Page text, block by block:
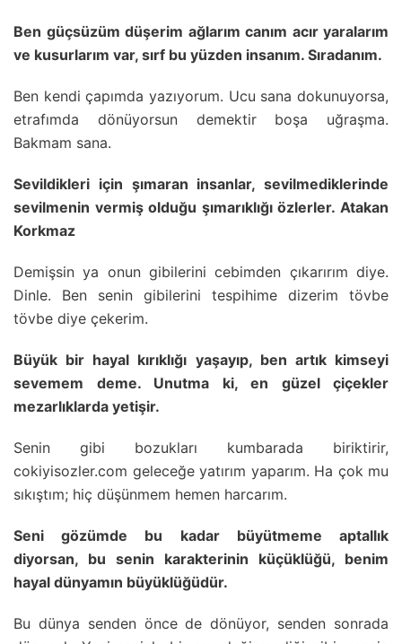
Ben güçsüzüm düşerim ağlarım canım acır yaralarım
ve kusurlarım var, sırf bu yüzden insanım. Sıradanım.
Ben kendi çapımda yazıyorum. Ucu sana dokunuyorsa,
etrafımda dönüyorsun demektir boşa uğraşma.
Bakmam sana.
Sevildikleri için şımaran insanlar, sevilmediklerinde
sevilmenin vermiş olduğu şımarıklığı özlerler. Atakan
Korkmaz
Demişsin ya onun gibilerini cebimden çıkarırım diye.
Dinle. Ben senin gibilerini tespihime dizerim tövbe
tövbe diye çekerim.
Büyük bir hayal kırıklığı yaşayıp, ben artık kimseyi
sevemem deme. Unutma ki, en güzel çiçekler
mezarlıklarda yetişir.
Senin gibi bozukları kumbarada biriktirir,
cokiyisozler.com geleceğe yatırım yaparım. Ha çok mu
sıkıştım; hiç düşünmem hemen harcarım.
Seni gözümde bu kadar büyütmeme aptallık
diyorsan, bu senin karakterinin küçüklüğü, benim
hayal dünyamın büyüklüğüdür.
Bu dünya senden önce de dönüyor, senden sonrada